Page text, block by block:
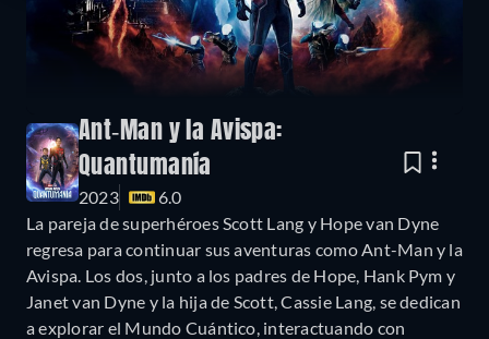
Ant-Man y la Avispa:
Quantumanía
2023
6.0
La pareja de superhéroes Scott Lang y Hope van Dyne
regresa para continuar sus aventuras como Ant-Man y la
Avispa. Los dos, junto a los padres de Hope, Hank Pym y
Janet van Dyne y la hija de Scott, Cassie Lang, se dedican
a explorar el Mundo Cuántico, interactuando con